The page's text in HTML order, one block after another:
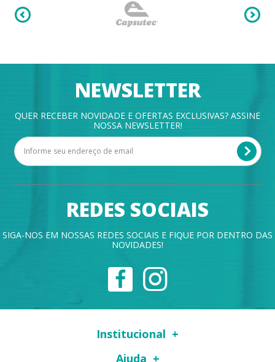
NEWSLETTER
QUER RECEBER NOVIDADE E OFERTAS EXCLUSIVAS? ASSINE
NOSSA NEWSLETTER!
REDES SOCIAIS
SIGA-NOS EM NOSSAS REDES SOCIAIS E FIQUE POR DENTRO DAS
NOVIDADES!
Institucional
Ajuda